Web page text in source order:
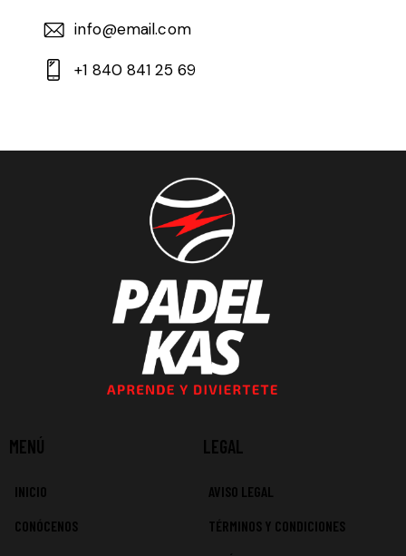
info@email.com
+1 840 841 25 69
MENÚ
INICIO
CONÓCENOS
LEGAL
AVISO LEGAL
TÉRMINOS Y CONDICIONES